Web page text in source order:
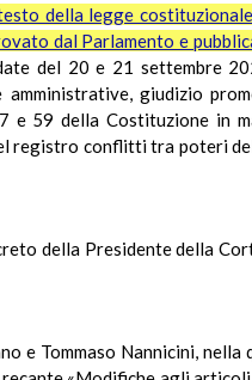
della legge
dal Parlamento e
del 20 e 21 settembre
giudizio
e 59 della Costituzione in
registro conflitti tra poteri
della Presidente della
e Tommaso Nannicini, nella